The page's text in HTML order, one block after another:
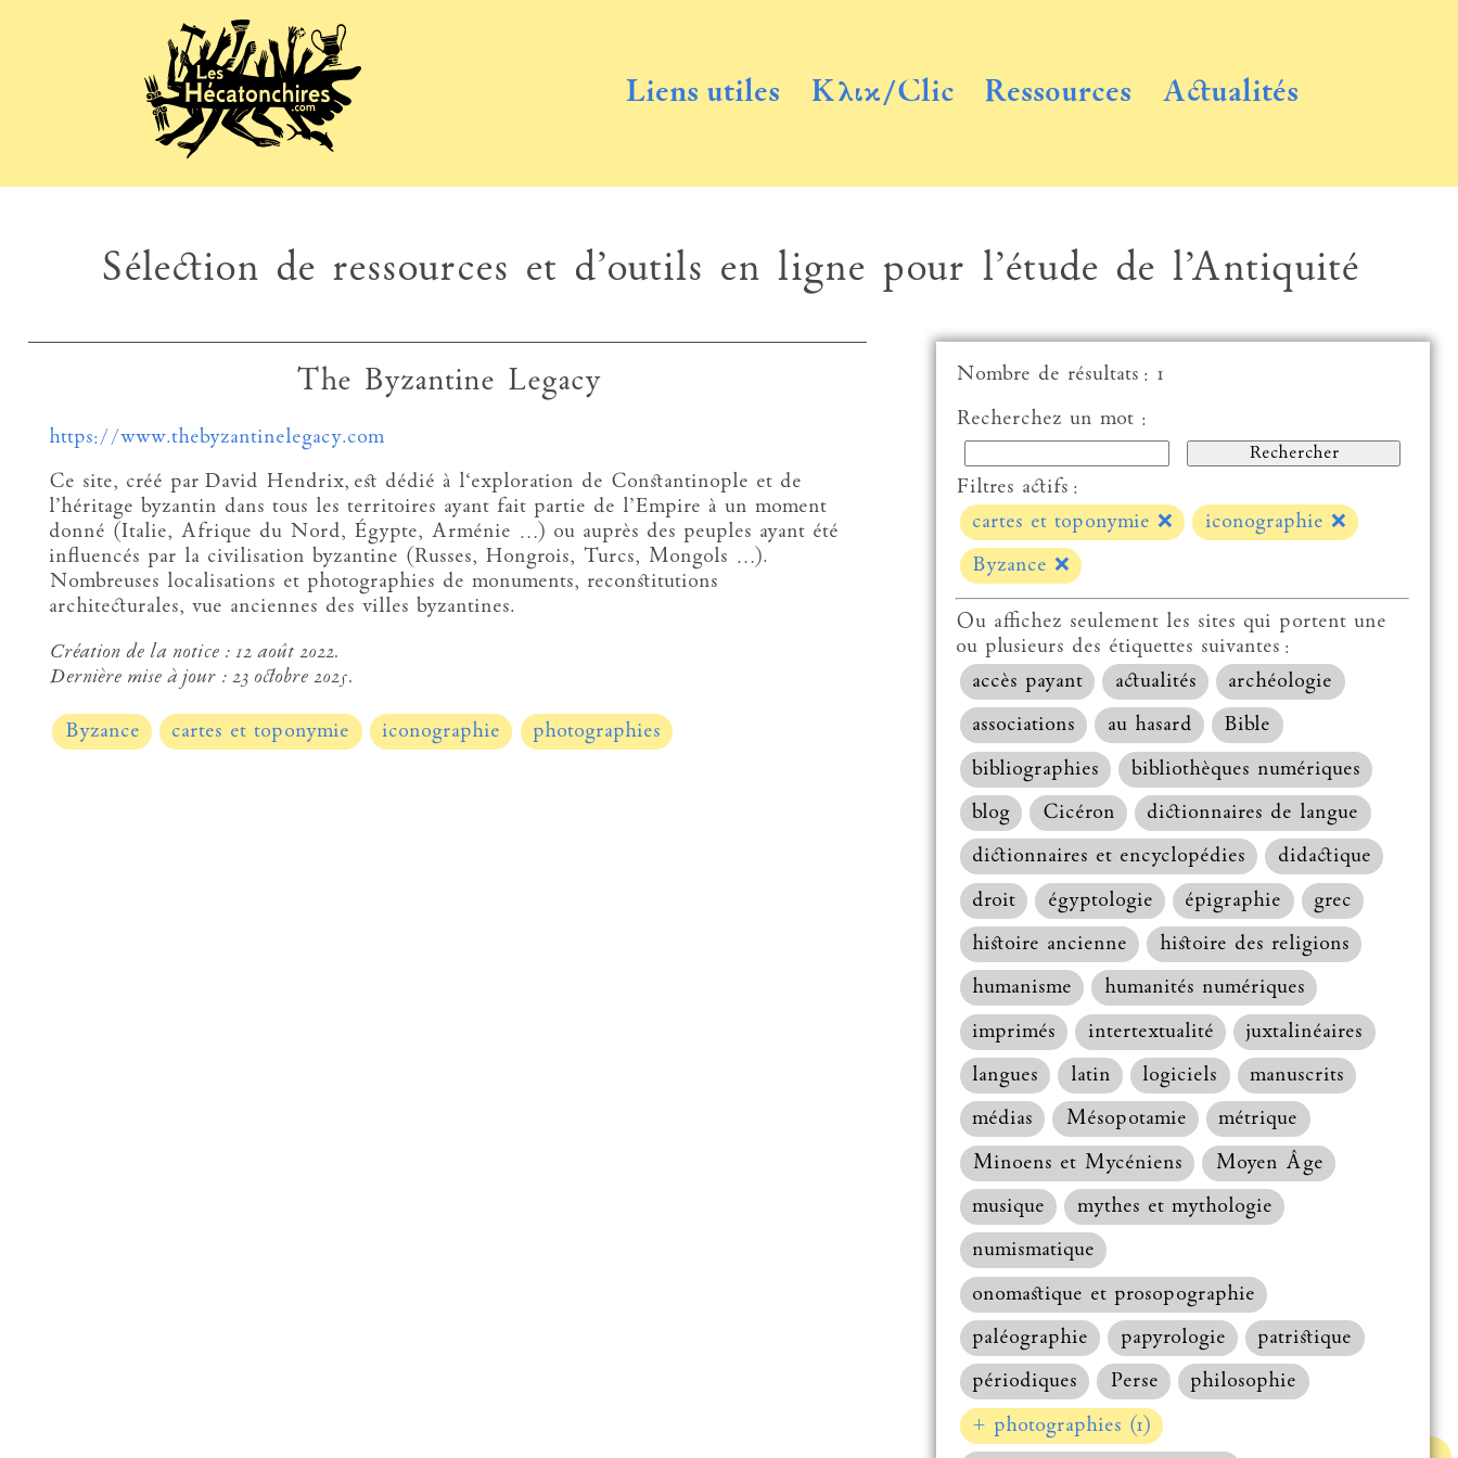
Liens utiles Κλικ/Clic Ressources Actualités
Sélection de ressources et d’outils en ligne pour l’étude de l’Antiquité
The Byzantine Legacy
https://www.thebyzantinelegacy.com
Ce site, créé par David Hendrix, est dédié à l‘exploration de Constantinople et de
l’héritage byzantin dans tous les territoires ayant fait partie de l’Empire à un moment
donné (Italie, Afrique du Nord, Égypte, Arménie …) ou auprès des peuples ayant été
influencés par la civilisation byzantine (Russes, Hongrois, Turcs, Mongols …).
Nombreuses localisations et photographies de monuments, reconstitutions
architecturales, vue anciennes des villes byzantines.
Création de la notice : 12 août 2022.
Dernière mise à jour : 23 octobre 2025.
Byzance cartes et toponymie iconographie photographies
Nombre de résultats : 1
Recherchez un mot :
Filtres actifs :
cartes et toponymie ❌ iconographie ❌
Byzance ❌
Ou affichez seulement les sites qui portent une
ou plusieurs des étiquettes suivantes :
accès payant
actualités
archéologie
associations
au hasard
Bible
bibliographies
bibliothèques numériques
blog
Cicéron
dictionnaires de langue
dictionnaires et encyclopédies
didactique
droit
égyptologie épigraphie
grec
histoire ancienne
histoire des religions
humanisme
humanités numériques
imprimés
intertextualité
juxtalinéaires
langues
latin logiciels
manuscrits
médias
Mésopotamie
métrique
Minoens et Mycéniens
Moyen Âge
musique
mythes et mythologie
numismatique
onomastique et prosopographie
paléographie
papyrologie
patristique
périodiques
Perse
philosophie
+ photographies (1)